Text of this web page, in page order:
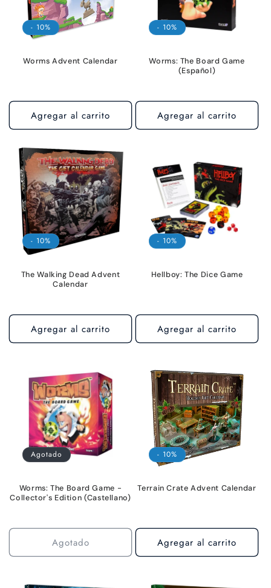
- 10%
Worms Advent Calendar
Agregar al carrito
- 10%
Worms: The Board Game
(Español)
Agregar al carrito
- 10%
The Walking Dead Advent
Calendar
Agregar al carrito
- 10%
Hellboy: The Dice Game
Agregar al carrito
Agotado
Worms: The Board Game -
Collector's Edition (Castellano)
Agotado
- 10%
Terrain Crate Advent Calendar
Agregar al carrito